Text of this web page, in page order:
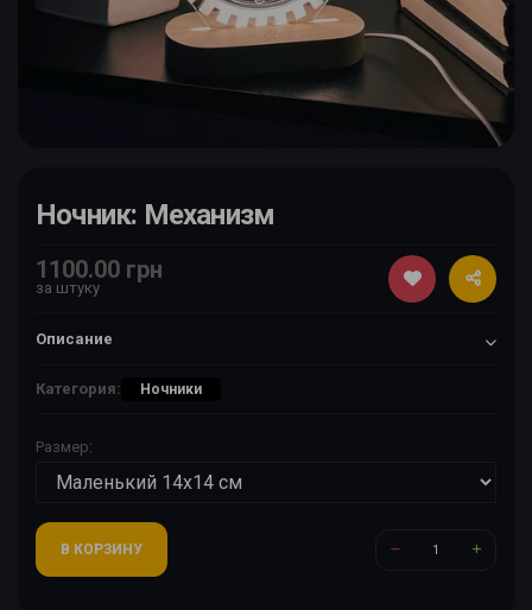
Ночник: Механизм
1100.00 грн
за штуку
Описание
Категория: Ночники
Размер:
В КОРЗИНУ